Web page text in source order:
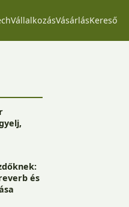
VállalkozásVásárlásKereső
és